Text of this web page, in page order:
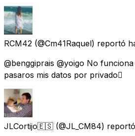
RCM42 (@Cm41Raquel) reportó
@benggiprais @yoigo No
pasaros mis datos por privado🫩
JLCortijo🇪🇸 (@JL_CM84) reportó